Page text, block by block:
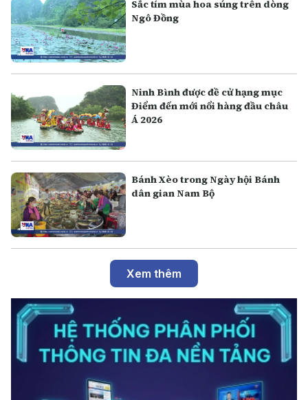
Sắc tím mùa hoa súng trên dòng
Ngô Đồng
Ninh Bình được đề cử hạng mục
Điểm đến mới nổi hàng đầu châu
Á 2026
Bánh Xèo trong Ngày hội Bánh
dân gian Nam Bộ
Xem thêm